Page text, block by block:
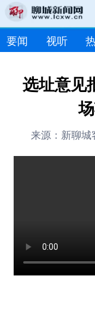
要闻 视听
选址意见
来源：新聊